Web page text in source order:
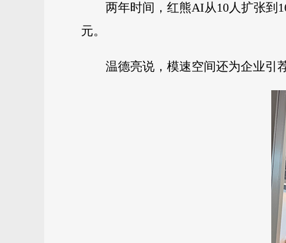
两年时间，红熊AI从10人扩张到
元。
温德亮说，模速空间还为企业引